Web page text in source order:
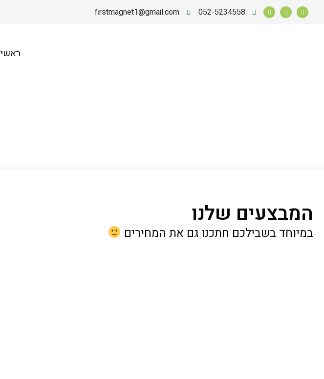
052-5234558
firstmagnet1@gmail.com
ראשי
המבצעים שלנו
במיוחד בשבילכם חתכנו גם את המחירים